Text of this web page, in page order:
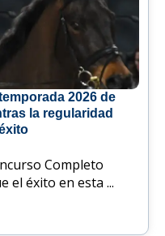
2026 de
la regularidad
Completo
el éxito en esta ...